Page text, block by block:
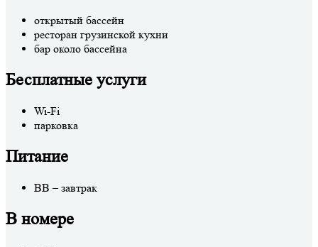
открытый бассейн
ресторан грузинской кухни
бар около бассейна
Бесплатные услуги
Wi-Fi
парковка
Питание
BB – завтрак
В номере